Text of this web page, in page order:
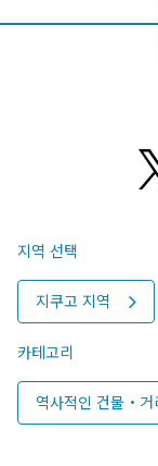
지역 선택
지쿠고 지역
카테고리
역사적인 건물・